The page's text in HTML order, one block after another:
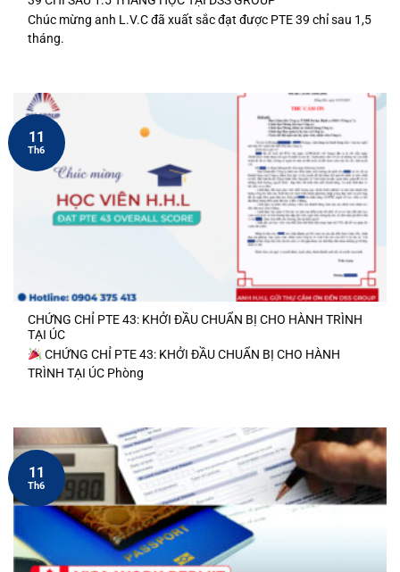
Chúc mừng anh L.V.C đã xuất sắc đạt được PTE 39 chỉ sau 1,5
tháng.
CHỨNG CHỈ PTE 43: KHỞI ĐẦU CHUẨN BỊ CHO HÀNH TRÌNH
TẠI ÚC
CHỨNG CHỈ PTE 43: KHỞI ĐẦU CHUẨN BỊ CHO HÀNH
TRÌNH TẠI ÚC Phòng
11
Th6
11
Th6